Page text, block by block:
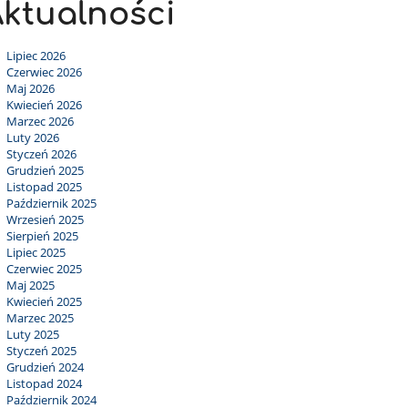
Lipiec 2026
Czerwiec 2026
Maj 2026
Kwiecień 2026
Marzec 2026
Luty 2026
Styczeń 2026
Grudzień 2025
Listopad 2025
Październik 2025
Wrzesień 2025
Sierpień 2025
Lipiec 2025
Czerwiec 2025
Maj 2025
Kwiecień 2025
Marzec 2025
Luty 2025
Styczeń 2025
Grudzień 2024
Listopad 2024
Październik 2024